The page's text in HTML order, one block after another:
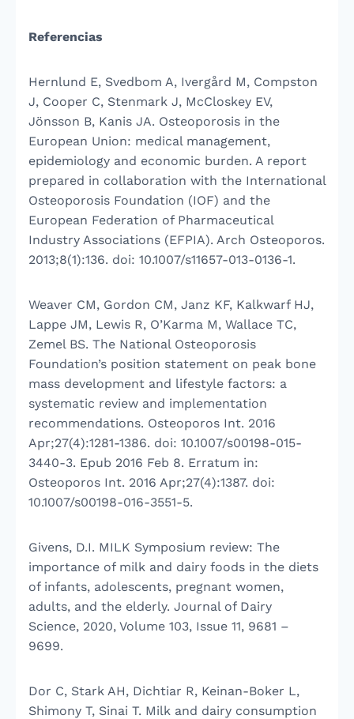
Referencias
Hernlund E, Svedbom A, Ivergård M, Compston
J, Cooper C, Stenmark J, McCloskey EV,
Jönsson B, Kanis JA. Osteoporosis in the
European Union: medical management,
epidemiology and economic burden. A report
prepared in collaboration with the International
Osteoporosis Foundation (IOF) and the
European Federation of Pharmaceutical
Industry Associations (EFPIA). Arch Osteoporos.
2013;8(1):136. doi: 10.1007/s11657-013-0136-1.
Weaver CM, Gordon CM, Janz KF, Kalkwarf HJ,
Lappe JM, Lewis R, O’Karma M, Wallace TC,
Zemel BS. The National Osteoporosis
Foundation’s position statement on peak bone
mass development and lifestyle factors: a
systematic review and implementation
recommendations. Osteoporos Int. 2016
Apr;27(4):1281-1386. doi: 10.1007/s00198-015-
3440-3. Epub 2016 Feb 8. Erratum in:
Osteoporos Int. 2016 Apr;27(4):1387. doi:
10.1007/s00198-016-3551-5.
Givens, D.I. MILK Symposium review: The
importance of milk and dairy foods in the diets
of infants, adolescents, pregnant women,
adults, and the elderly. Journal of Dairy
Science, 2020, Volume 103, Issue 11, 9681 –
9699.
Dor C, Stark AH, Dichtiar R, Keinan-Boker L,
Shimony T, Sinai T. Milk and dairy consumption